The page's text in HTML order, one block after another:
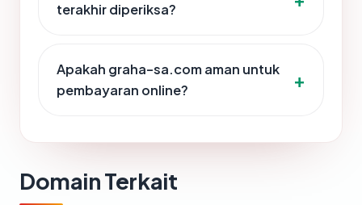
terakhir diperiksa?
Apakah graha-sa.com aman untuk
pembayaran online?
Domain Terkait